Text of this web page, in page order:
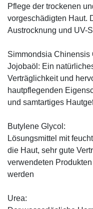
Pflege der trockenen
vorgeschädigten Haut.
Austrocknung und UV-
Simmondsia Chinensis
Jojobaöl: Ein
Verträglichkeit und
hautpflegenden
und samtartiges
Butylene Glycol:
Lösungsmittel mit
die Haut, sehr gute
verwendeten
werden
Urea: